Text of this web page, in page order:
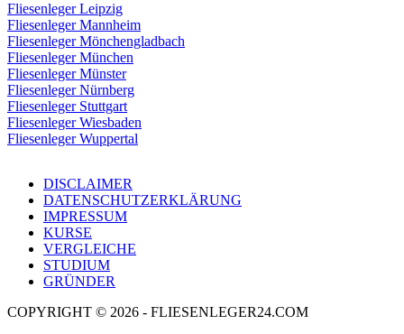
Fliesenleger Leipzig
Fliesenleger Mannheim
Fliesenleger Mönchengladbach
Fliesenleger München
Fliesenleger Münster
Fliesenleger Nürnberg
Fliesenleger Stuttgart
Fliesenleger Wiesbaden
Fliesenleger Wuppertal
DISCLAIMER
DATENSCHUTZERKLÄRUNG
IMPRESSUM
KURSE
VERGLEICHE
STUDIUM
GRÜNDER
COPYRIGHT © 2026 - FLIESENLEGER24.COM